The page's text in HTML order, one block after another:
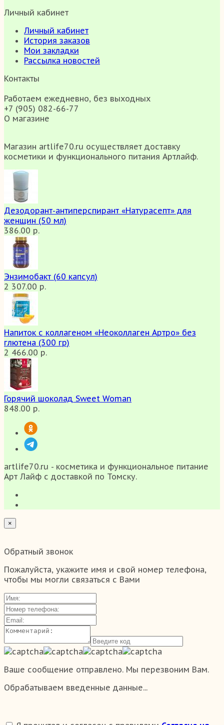
Личный кабинет
Личный кабинет
История заказов
Мои закладки
Рассылка новостей
Контакты
Работаем ежедневно, без выходных
+7 (905) 082-66-77
О магазине
Магазин artlife70.ru осуществляет доставку
косметики и функционального питания Артлайф.
Дезодорант-антиперспирант «Натурасепт» для
женщин (50 мл)
386.00 р.
Энзимобакт (60 капсул)
2 307.00 р.
Напиток с коллагеном «Неоколлаген Артро» без
глютена (300 гр)
2 466.00 р.
Горячий шоколад Sweet Woman
848.00 р.
artlife70.ru - косметика и функциональное питание
Арт Лайф с доставкой по Томску.
×
Обратный звонок
Пожалуйста, укажите имя и свой номер телефона,
чтобы мы могли связаться с Вами
Ваше сообщение отправлено. Мы перезвоним Вам.
Обрабатываем введенные данные...